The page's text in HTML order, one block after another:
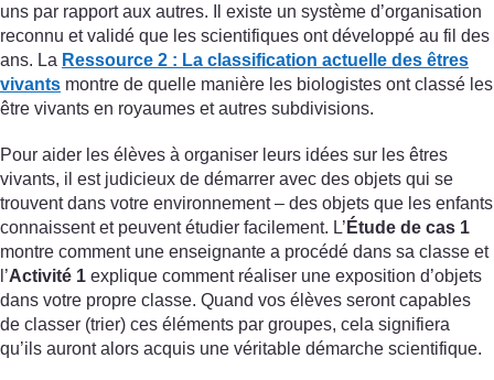
uns par rapport aux autres. Il existe un système d’organisation
reconnu et validé que les scientifiques ont développé au fil des
ans. La Ressource 2 : La classification actuelle des êtres
vivants montre de quelle manière les biologistes ont classé les
être vivants en royaumes et autres subdivisions.
Pour aider les élèves à organiser leurs idées sur les êtres
vivants, il est judicieux de démarrer avec des objets qui se
trouvent dans votre environnement – des objets que les enfants
connaissent et peuvent étudier facilement. L’ Étude de cas 1
montre comment une enseignante a procédé dans sa classe et
l’Activité 1 explique comment réaliser une exposition d’objets
dans votre propre classe. Quand vos élèves seront capables
de classer (trier) ces éléments par groupes, cela signifiera
qu’ils auront alors acquis une véritable démarche scientifique.